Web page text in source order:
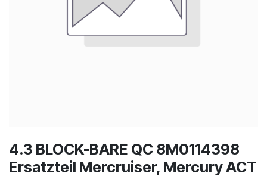
4.3 BLOCK-BARE QC 8M0114398
Ersatzteil Mercruiser, Mercury ACT